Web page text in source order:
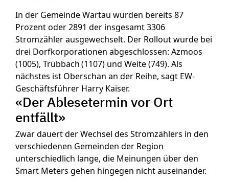
In der Gemeinde Wartau wurden bereits 87
Prozent oder 2891 der insgesamt 3306
Stromzähler ausgewechselt. Der Rollout wurde bei
drei Dorfkorporationen abgeschlossen: Azmoos
(1005), Trübbach (1107) und Weite (749). Als
nächstes ist Oberschan an der Reihe, sagt EW-
Geschäftsführer Harry Kaiser.
«Der Ablesetermin vor Ort
entfällt»
Zwar dauert der Wechsel des Stromzählers in den
verschiedenen Gemeinden der Region
unterschiedlich lange, die Meinungen über den
Smart Meters gehen hingegen nicht auseinander.